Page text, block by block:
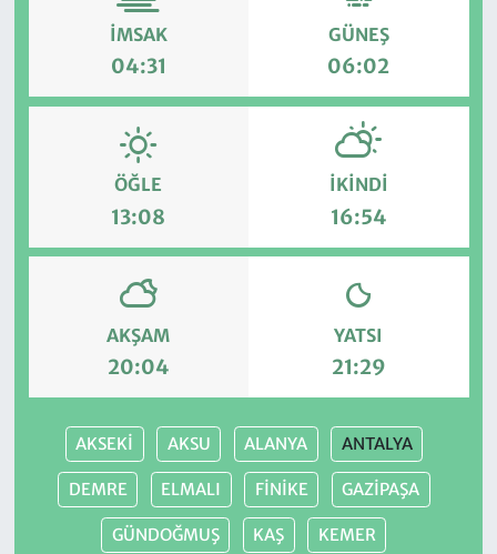
İMSAK
04:31
GÜNEŞ
06:02
ÖĞLE
13:08
İKINDI
16:54
AKŞAM
20:04
YATSI
21:29
AKSEKİ AKSU ALANYA ANTALYA
DEMRE ELMALI FİNİKE GAZİPAŞA
GÜNDOĞMUŞ KAŞ KEMER